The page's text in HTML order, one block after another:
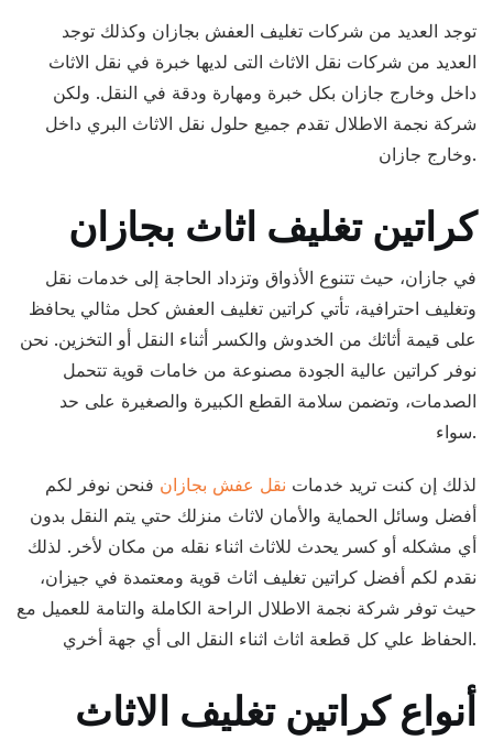
توجد العديد من شركات تغليف العفش بجازان وكذلك توجد
العديد من شركات نقل الاثاث التى لديها خبرة في نقل الاثاث
داخل وخارج جازان بكل خبرة ومهارة ودقة في النقل. ولكن
شركة نجمة الاطلال تقدم جميع حلول نقل الاثاث البري داخل
وخارج جازان.
كراتين تغليف اثاث بجازان
في جازان، حيث تتنوع الأذواق وتزداد الحاجة إلى خدمات نقل
وتغليف احترافية، تأتي كراتين تغليف العفش كحل مثالي يحافظ
على قيمة أثاثك من الخدوش والكسر أثناء النقل أو التخزين. نحن
نوفر كراتين عالية الجودة مصنوعة من خامات قوية تتحمل
الصدمات، وتضمن سلامة القطع الكبيرة والصغيرة على حد
سواء.
لذلك إن كنت تريد خدمات نقل عفش بجازان فنحن نوفر لكم
أفضل وسائل الحماية والأمان لاثاث منزلك حتي يتم النقل بدون
أي مشكله أو كسر يحدث للاثاث اثناء نقله من مكان لأخر. لذلك
نقدم لكم أفضل كراتين تغليف اثاث قوية ومعتمدة في جيزان،
حيث توفر شركة نجمة الاطلال الراحة الكاملة والتامة للعميل مع
الحفاظ علي كل قطعة اثاث اثناء النقل الى أي جهة أخري.
أنواع كراتين تغليف الاثاث